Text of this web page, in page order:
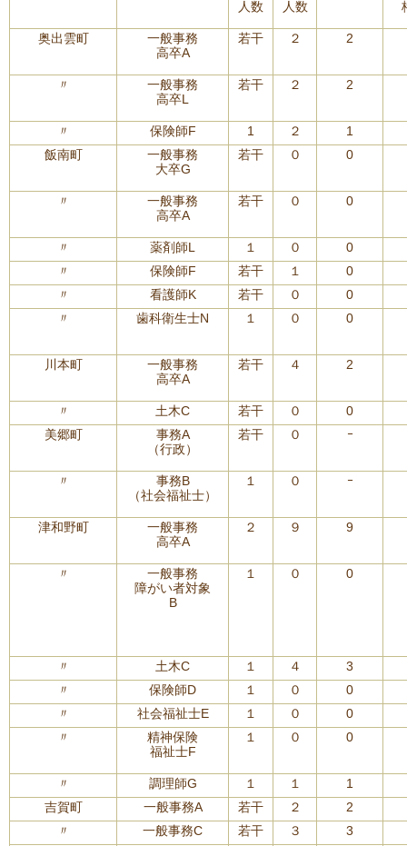
人数
人数
奥出雲町
一般事務
高卒A
若干 ２ 2
〃
一般事務
高卒L
若干 ２ 2
〃 保険師F 1 ２
1
飯南町
一般事務
大卒G
若干 ０ 0
〃
一般事務
高卒A
若干 ０ 0
〃 薬剤師L １ ０
0
〃
保険師F 若干 １
0
〃
看護師K 若干 ０
0
〃
歯科衛生士N １ ０ 0
川本町
一般事務
高卒A
若干 ４ 2
〃 土木C 若干 ０
0
美郷町
事務A
（行政）
若干 ０ ｰ
〃
事務B
（社会福祉士）
１ ０ ｰ
津和野町
一般事務
高卒A
２ ９ 9
〃
一般事務
障がい者対象
B
１ ０ 0
〃 土木C １ ４
3
〃
保険師D １ ０
0
〃
社会福祉士E １ ０
0
〃
精神保険
福祉士F
１ ０ 0
〃 調理師G １ １
1
吉賀町
一般事務A 若干 ２
2
〃
一般事務C 若干 ３
3